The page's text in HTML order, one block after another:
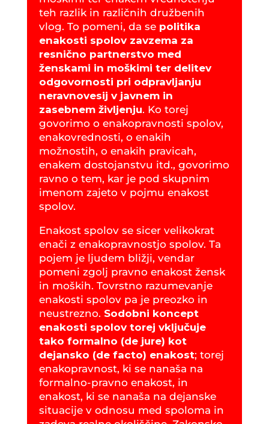
teh razlik in različnih družbenih
vlog. To pomeni, da se politika
enakosti spolov zavzema za
resnično partnerstvo med
ženskami in moškimi ter delitev
odgovornosti pri odpravljanju
neravnovesij v javnem in
zasebnem življenju. Ko torej
govorimo o enakopravnosti spolov,
enakovrednosti, o enakih
možnostih, o enakih pravicah,
enakem dostojanstvu itd., govorimo
ravno o tem, kar je pod skupnim
imenom zajeto v pojmu enakost
spolov.
Enakost spolov se sicer velikokrat
enači z enakopravnostjo spolov. Ta
pojem je ljudem bližji, vendar
pomeni zgolj pravno enakost žensk
in moških. Tovrstno razumevanje
enakosti spolov pa je preozko in
neustrezno. Sodobni koncept
enakosti spolov torej vključuje
tako formalno (de jure) kot
dejansko (de facto) enakost; torej
enakopravnost, ki se nanaša na
formalno-pravno enakost, in
enakost, ki se nanaša na dejanske
situacije v odnosu med spoloma in